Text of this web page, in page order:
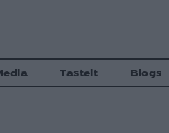
Tasteit Blogs